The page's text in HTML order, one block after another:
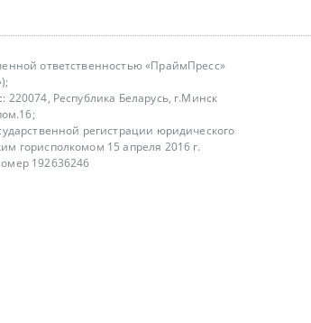
ответственностью «ПраймПресс»
Республика Беларусь, г.Минск
регистрации юридического
горисполкомом 15 апреля 2016 г.
192636246